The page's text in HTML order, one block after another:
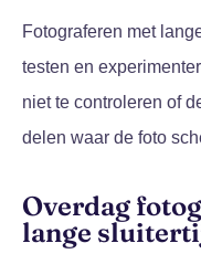
Fotograferen met
testen en
niet te controleren of
delen waar de foto
Overdag
lange